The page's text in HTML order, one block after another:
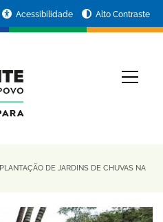
Acessibilidade Alto Contraste
DE JARDINS DE CHUVAS NA